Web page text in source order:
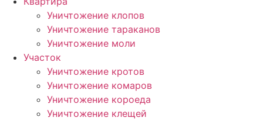
Уничтожение клопов
Уничтожение тараканов
Уничтожение моли
Участок
Уничтожение кротов
Уничтожение комаров
Уничтожение короеда
Уничтожение клещей